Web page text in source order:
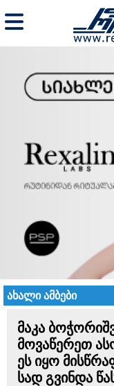
ახალი ამბები
მაკა
მოვაწერეთ
ეს იყო
სად გვინდა